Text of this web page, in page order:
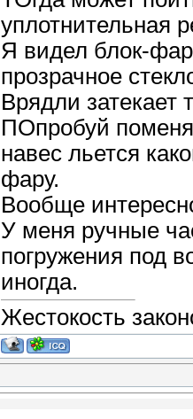
уплотнительная
Я видел блок-
прозрачное
Врядли
ПОпробуй
навес льется
фару.
Вообще
У меня ручные
погружения под
иногда.
Жестокость